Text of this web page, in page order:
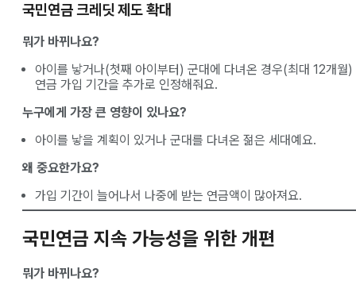
국민연금 크레딧 제도 확대
뭐가 바뀌나요?
아이를 낳거나(첫째 아이부터) 군대에 다녀온 경우(최대 12개월)
연금 가입 기간을 추가로 인정해줘요.
누구에게 가장 큰 영향이 있나요?
아이를 낳을 계획이 있거나 군대를 다녀온 젊은 세대예요.
왜 중요한가요?
가입 기간이 늘어나서 나중에 받는 연금액이 많아져요.
국민연금 지속 가능성을 위한 개편
뭐가 바뀌나요?